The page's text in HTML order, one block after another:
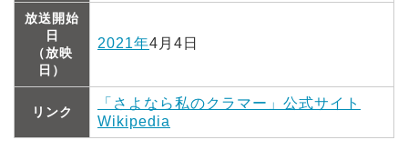
放送開始
日
（放映
日）
2021年4月4日
リンク
「さよなら私のクラマー」公式サイト
Wikipedia